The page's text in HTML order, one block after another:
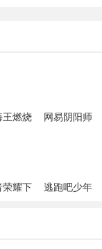
王燃烧
网易阴阳师
荣耀下
逃跑吧少年